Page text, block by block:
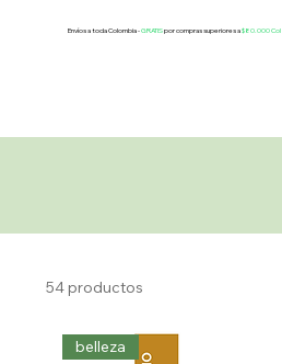
Envíos a toda Colombia -GRATISpor compras superiores a$80.000 Col
54 productos
belleza